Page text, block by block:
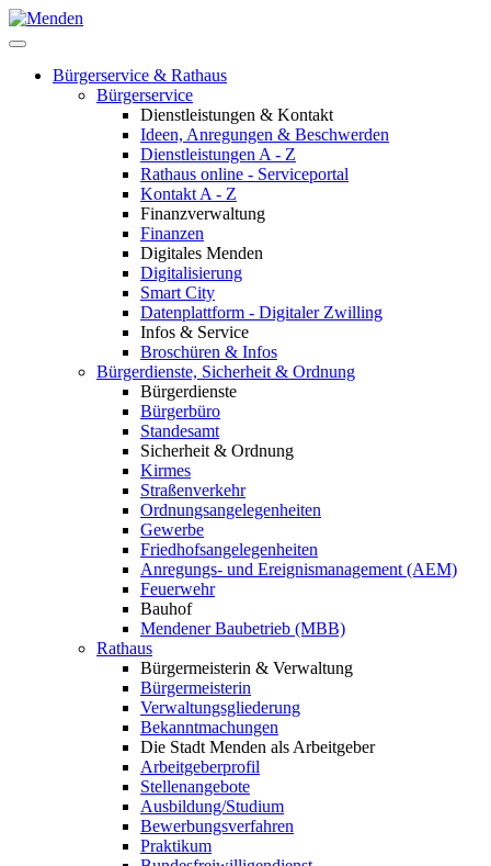
Bürgerservice & Rathaus
Bürgerservice
Dienstleistungen & Kontakt
Ideen, Anregungen & Beschwerden
Dienstleistungen A - Z
Rathaus online - Serviceportal
Kontakt A - Z
Finanzverwaltung
Finanzen
Digitales Menden
Digitalisierung
Smart City
Datenplattform - Digitaler Zwilling
Infos & Service
Broschüren & Infos
Bürgerdienste, Sicherheit & Ordnung
Bürgerdienste
Bürgerbüro
Standesamt
Sicherheit & Ordnung
Kirmes
Straßenverkehr
Ordnungsangelegenheiten
Gewerbe
Friedhofsangelegenheiten
Anregungs- und Ereignismanagement (AEM)
Feuerwehr
Bauhof
Mendener Baubetrieb (MBB)
Rathaus
Bürgermeisterin & Verwaltung
Bürgermeisterin
Verwaltungsgliederung
Bekanntmachungen
Die Stadt Menden als Arbeitgeber
Arbeitgeberprofil
Stellenangebote
Ausbildung/Studium
Bewerbungsverfahren
Praktikum